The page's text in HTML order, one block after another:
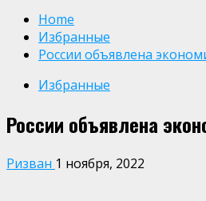
Home
Избранные
России объявлена
Избранные
России объявлена
Ризван 1 ноября, 2022